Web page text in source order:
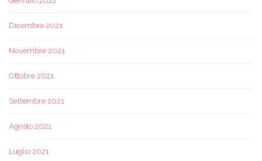
Dicembre 2021
Novembre 2021
Ottobre 2021
Settembre 2021
Agosto 2021
Luglio 2021